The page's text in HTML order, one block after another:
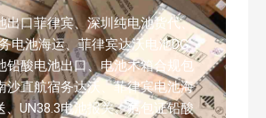
出口菲律宾、深圳纯电池货代、
电池海运、菲律宾达沃电池DG
铅酸电池出口、电池木箱合规包
沙直航宿务达沃、菲律宾电池海
、UN38.3电池报关、危包证铅酸